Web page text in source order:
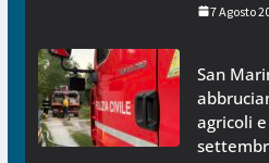
7 Agosto
San
agricoli